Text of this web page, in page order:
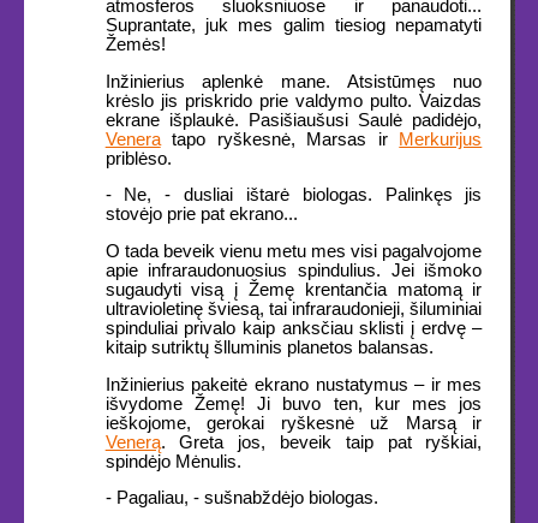
atmosferos sluoksniuose ir panaudoti...
Suprantate, juk mes galim tiesiog nepamatyti
Žemės!
Inžinierius aplenkė mane. Atsistūmęs nuo
krėslo jis priskrido prie valdymo pulto. Vaizdas
ekrane išplaukė. Pasišiaušusi Saulė padidėjo,
Veneratapo ryškesnė, Marsas ir
Merkurijus
priblėso.
- Ne, - dusliai ištarė biologas. Palinkęs jis
stovėjo prie pat ekrano...
O tada beveik vienu metu mes visi pagalvojome
apie infraraudonuosius spindulius. Jei išmoko
sugaudyti visą į Žemę krentančia matomą ir
ultravioletinę šviesą, tai infraraudonieji, šiluminiai
spinduliai privalo kaip anksčiau sklisti į erdvę –
kitaip sutriktų šlluminis planetos balansas.
Inžinierius pakeitė ekrano nustatymus – ir mes
išvydome Žemę! Ji buvo ten, kur mes jos
ieškojome, gerokai ryškesnė už Marsą ir
Venerą. Greta jos, beveik taip pat ryškiai,
spindėjo Mėnulis.
- Pagaliau, - sušnabždėjo biologas.